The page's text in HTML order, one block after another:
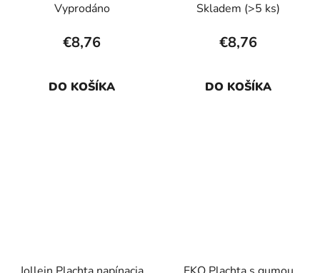
Vyprodáno
€8,76
DO KOŠÍKA
Skladem (>5 ks)
€8,76
DO KOŠÍKA